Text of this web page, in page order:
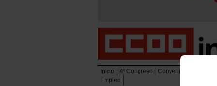
Inicio 4º Congreso Convenios
Empleo